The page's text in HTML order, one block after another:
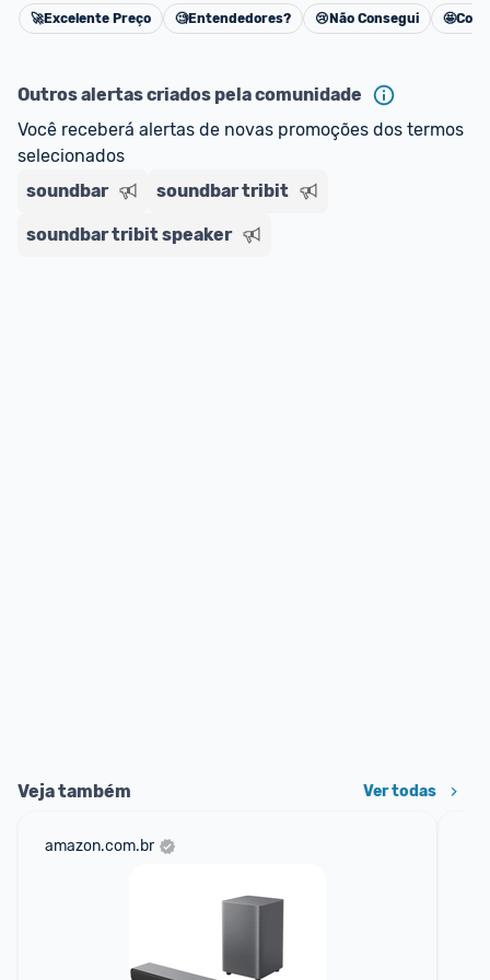
impostos.
Cancelar
🚀Excelente Preço 🧐Entendedores? 😢 Não Consegui 🤩
Outros alertas criados pela comunidade
Você receberá alertas de novas promoções dos termos
selecionados
soundbar
soundbar tribit
soundbar tribit speaker
Veja também Ver todas
amazon.com.br